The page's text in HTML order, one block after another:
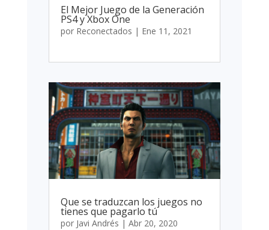
El Mejor Juego de la Generación
PS4 y Xbox One
por Reconectados | Ene 11, 2021
Que se traduzcan los juegos no
tienes que pagarlo tú
por Javi Andrés | Abr 20, 2020